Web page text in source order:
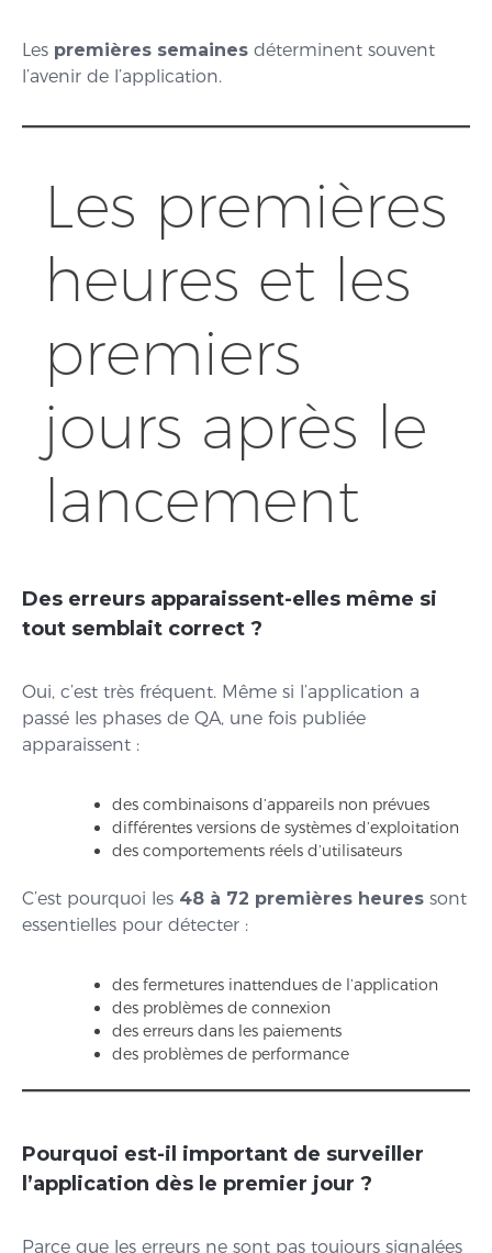
Les premières semaines déterminent souvent
l’avenir de l’application.
Les premières
heures et les
premiers
jours après le
lancement
Des erreurs apparaissent-elles même si
tout semblait correct ?
Oui, c’est très fréquent. Même si l’application a
passé les phases de QA, une fois publiée
apparaissent :
des combinaisons d’appareils non prévues
différentes versions de systèmes d’exploitation
des comportements réels d’utilisateurs
C’est pourquoi les 48 à 72 premières heures sont
essentielles pour détecter :
des fermetures inattendues de l’application
des problèmes de connexion
des erreurs dans les paiements
des problèmes de performance
Pourquoi est-il important de surveiller
l’application dès le premier jour ?
Parce que les erreurs ne sont pas toujours signalées